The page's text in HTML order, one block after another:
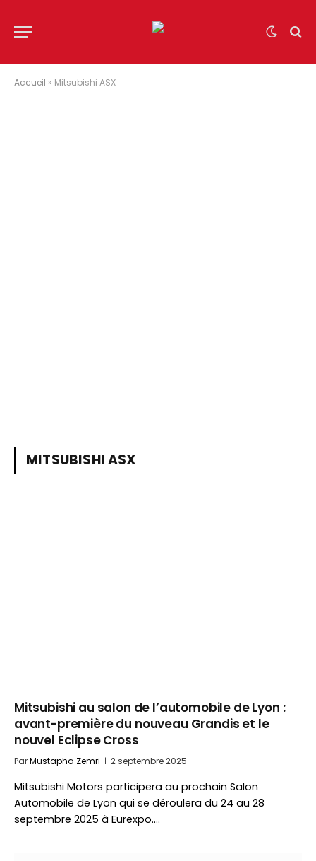
Accueil » Mitsubishi ASX
MITSUBISHI ASX
Mitsubishi au salon de l’automobile de Lyon :
avant-première du nouveau Grandis et le
nouvel Eclipse Cross
ParMustapha Zemri 2 septembre 2025
Mitsubishi Motors participera au prochain Salon
Automobile de Lyon qui se déroulera du 24 au 28
septembre 2025 à Eurexpo.…